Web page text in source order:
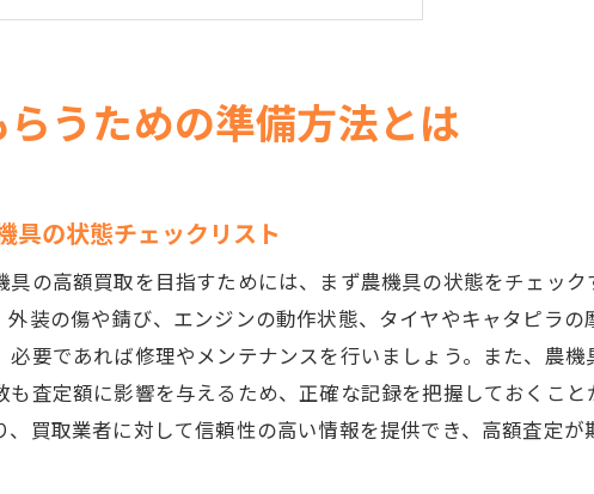
と重要性
にするべき相談内容
げるためのメンテナンスのコツ
き特別なメンテナンス
ターの交換時期
理の重要性
する場合のポイント
単な整備方法
取業者を熊本県で見つけるポイント
確認方法
うための準備方法とは
具の状態チェックリスト
具の高額買取を目指すためには、まず農機具の状態をチェック
外装の傷や錆び、エンジンの動作状態、タイヤやキャタピラの
必要であれば修理やメンテナンスを行いましょう。また、農
も査定額に影響を与えるため、正確な記録を把握しておくこと
、買取業者に対して信頼性の高い情報を提供でき、高額査定が